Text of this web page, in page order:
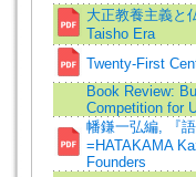
大正教養主義と
Taisho Era
Twenty-First
Book Review:
Competition for
幡鎌一弘編, 『
=HATAKAMA
Founders